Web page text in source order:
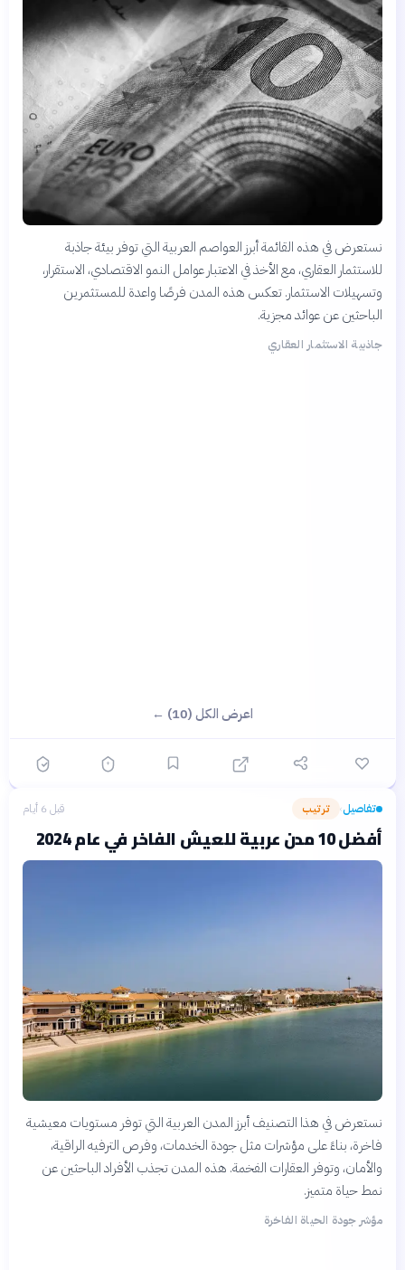
نستعرض في هذه القائمة أبرز العواصم العربية التي توفر بيئة جاذبة
للاستثمار العقاري، مع الأخذ في الاعتبار عوامل النمو الاقتصادي، الاستقرار،
وتسهيلات الاستثمار. تعكس هذه المدن فرصًا واعدة للمستثمرين
الباحثين عن عوائد مجزية.
جاذبية الاستثمار العقاري
اعرض الكل (10) ←
تفاصيل› ترتيب قبل 6 أيام
أفضل 10 مدن عربية للعيش الفاخر في عام 2024
نستعرض في هذا التصنيف أبرز المدن العربية التي توفر مستويات معيشية
فاخرة، بناءً على مؤشرات مثل جودة الخدمات، وفرص الترفيه الراقية،
والأمان، وتوفر العقارات الفخمة. هذه المدن تجذب الأفراد الباحثين عن
نمط حياة متميز.
مؤشر جودة الحياة الفاخرة